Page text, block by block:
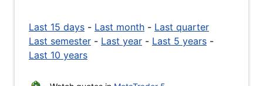
Last 15 days - Last month - Last quarter
Last semester - Last year - Last 5 years -
Last 10 years